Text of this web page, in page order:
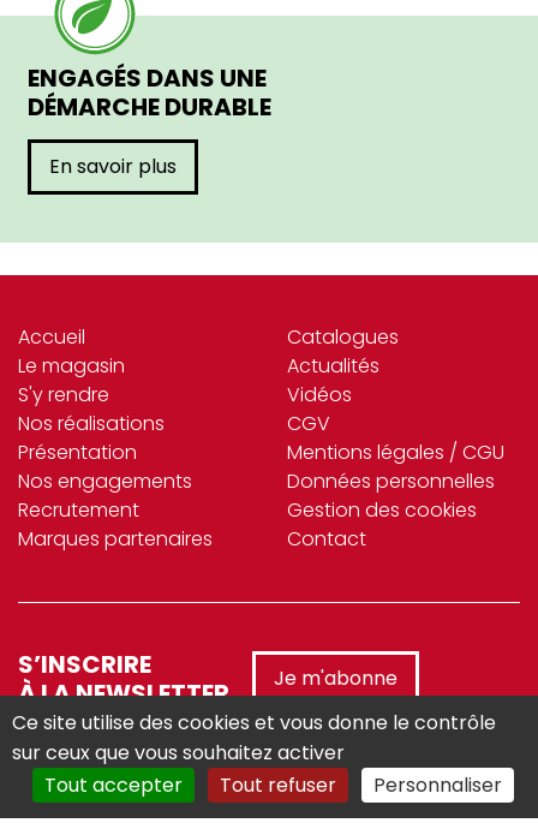
ENGAGÉS DANS UNE
DÉMARCHE DURABLE
En savoir plus
Accueil
Le magasin
S'y rendre
Nos réalisations
Présentation
Nos engagements
Recrutement
Marques partenaires
Catalogues
Actualités
Vidéos
CGV
Mentions légales / CGU
Données personnelles
Gestion des cookies
Contact
S’INSCRIRE
À LA NEWSLETTER
Je m'abonne
Réalisé avec :
Ce site utilise des cookies et vous donne le contrôle
sur ceux que vous souhaitez activer
Tout accepter
Tout refuser Personnaliser